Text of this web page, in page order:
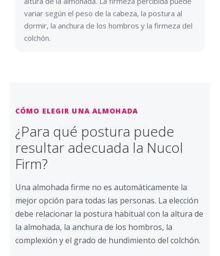
variar según el peso de la cabeza, la postura al
dormir, la anchura de los hombros y la firmeza del
colchón.
CÓMO ELEGIR UNA ALMOHADA
¿Para qué postura puede
resultar adecuada la Nucol
Firm?
Una almohada firme no es automáticamente la
mejor opción para todas las personas. La elección
debe relacionar la postura habitual con la altura de
la almohada, la anchura de los hombros, la
complexión y el grado de hundimiento del colchón.